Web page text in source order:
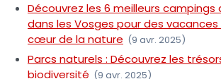
Découvrez les 6 meilleurs campings
dans les Vosges pour des
cœur de la nature (9 avr. 2025)
Parcs naturels : Découvrez les
biodiversité (9 avr. 2025)